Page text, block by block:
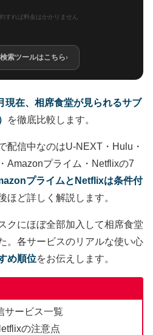
すれば料金はかかりません
索ツールはこちら›
現在、相席食堂が見られるサブ
を徹底比較します。
配信中なのはU-NEXT・Hulu・
Amazonプライム・Netflixの7
プライムとNetflixは条件付
ほど詳しく解説します。
クにほぼ全部加入して相席食堂
。各サービスのリアルな使い心
め順位をお伝えします。
サービス一覧
の注意点